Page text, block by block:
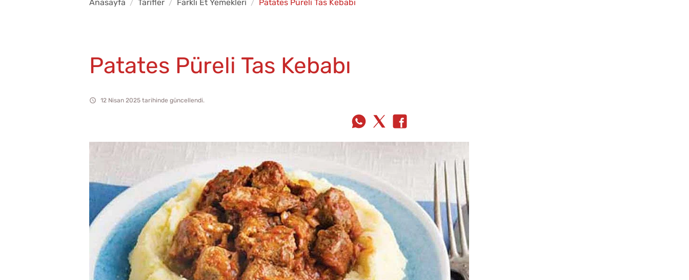
Anasayfa Tarifler Farklı Et Yemekleri Patates Püreli Tas Kebabı
Patates Püreli Tas Kebabı
12 Nisan 2025 tarihinde güncellendi.